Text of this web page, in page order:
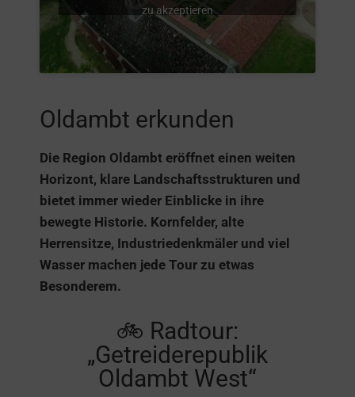
zu akzeptieren
Oldambt erkunden
Die Region Oldambt eröffnet einen weiten
Horizont, klare Landschaftsstrukturen und
bietet immer wieder Einblicke in ihre
bewegte Historie. Kornfelder, alte
Herrensitze, Industriedenkmäler und viel
Wasser machen jede Tour zu etwas
Besonderem.
🚲 Radtour:
„Getreiderepublik
Oldambt West“